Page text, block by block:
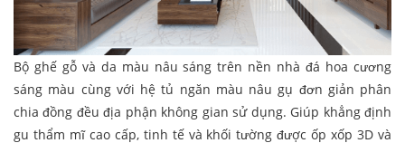
Bộ ghế gỗ và da màu nâu sáng trên nền nhà đá hoa cương
sáng màu cùng với hệ tủ ngăn màu nâu gụ đơn giản phân
chia đồng đều địa phận không gian sử dụng. Giúp khẳng định
gu thẩm mĩ cao cấp, tinh tế và khối tường được ốp xốp 3D và